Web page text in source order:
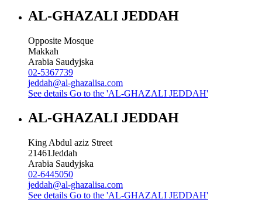
AL-GHAZALI JEDDAH
Opposite Mosque
Makkah
Arabia Saudyjska
02-5367739
jeddah@al-ghazalisa.com
See details Go to the 'AL-GHAZALI JEDDAH'
AL-GHAZALI JEDDAH
King Abdul aziz Street
21461Jeddah
Arabia Saudyjska
02-6445050
jeddah@al-ghazalisa.com
See details Go to the 'AL-GHAZALI JEDDAH'